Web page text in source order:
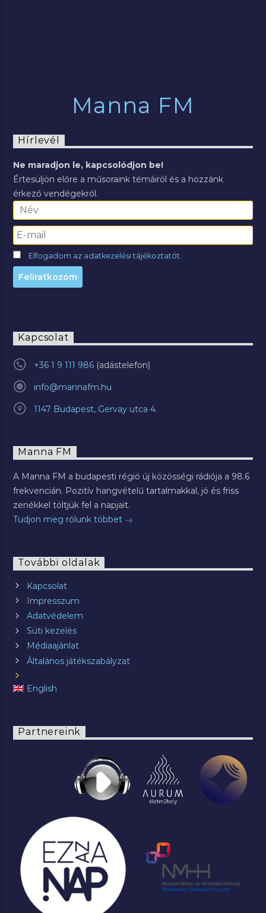
Manna FM
Hírlevél
Ne maradjon le, kapcsolódjon be!
Értesüljön előre a műsoraink témáiról és a hozzánk
érkező vendégekről.
Elfogadom az adatkezelési tájékoztatót.
Kapcsolat
+36 1 9 111 986
info@mannafm.hu
1147 Budapest, Gervay utca 4.
Manna FM
A Manna FM a budapesti régió új közösségi rádiója a 98.6
frekvencián. Pozitív hangvételű tartalmakkal, jó és friss
zenékkel töltjük fel a napjait.
Tudjon meg rólunk többet
További oldalak
Kapcsolat
Impresszum
Adatvédelem
Süti kezelés
Médiaajánlat
Általános játékszabályzat
English
Partnereink